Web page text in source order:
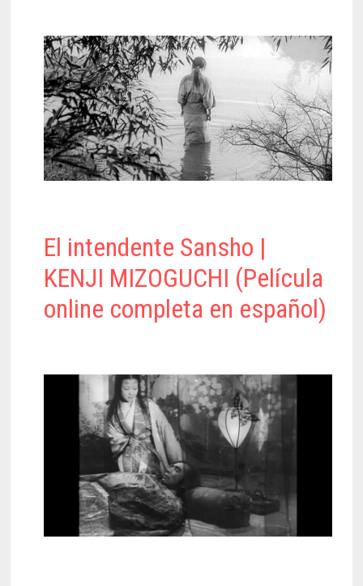
El intendente Sansho |
KENJI MIZOGUCHI (Película
online completa en español)